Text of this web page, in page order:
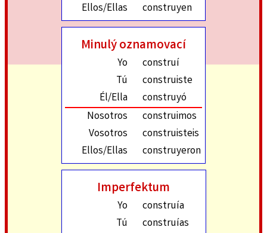
Ellos/Ellas
construyen
Minulý oznamovací
Yo
construí
Tú
construiste
Él/Ella
construyó
Nosotros
construimos
Vosotros
construisteis
Ellos/Ellas
construyeron
Imperfektum
Yo
construía
Tú
construías